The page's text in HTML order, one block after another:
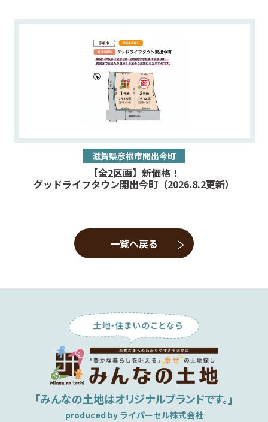
免許証番号，配達証明付き郵便の到達結果などの情報を利用
（4）ユーザーに代金を請求するために，購入された商品名や
数量，利用されたサービスの種類や期間，回数，請求金額，
氏名，住所，銀行口座番号やクレジットカード番号などの支
払に関する情報などを利用する目的
（5）ユーザーが簡便にデータを入力できるようにするため
に，当社に登録されている情報を入力画面に表示させたり，
ユーザーのご指示に基づいて他のサービスなど（提携先が提
供するものも含みます）に転送したりする目的
るなど，本サービスの利用規約に違反したユーザーや，不
正・不当な目的でサービスを利用しようとするユーザーの利
用をお断りするために，利用態様，氏名や住所など個人を特
定するための情報を利用する目的
（7）ユーザーからのお問い合わせに対応するために，お問い
（8）上記の利用目的に付随する目的
場合を除きます。
（1）法令に基づく場合
（2）人の生命，身体または財産の保護のために必要がある場
合であって，本人の同意を得ることが困難であるとき
（3）公衆衛生の向上または児童の健全な育成の推進のために
特に必要がある場合であって，本人の同意を得ることが困難
であるとき
（4）国の機関もしくは地方公共団体またはその委託を受けた
者が法令の定める事務を遂行することに対して協力する必要
がある場合であって，本人の同意を得ることにより当該事務
滋賀県彦根市開出今町
【全2区画】新価格！
グッドライフタウン開出今町（2026.8.2更新）
一覧へ戻る
「みんなの土地はオリジナルブランドです。」
produced by ライパーセル株式会社